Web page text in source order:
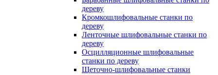
дереву
Кромкошлифовальные станки по
дереву
Ленточные шлифовальные станки по
дереву
Осцилляционные шлифовальные
станки по дереву
Щеточно-шлифовальные станки